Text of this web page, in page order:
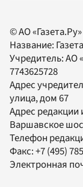
© АО
Название:
Учредитель:АО
7743625728
Адрес
улица, дом 67
Адрес редакции
Варшавское
Телефон
Факс:+7 (495)
Электронная